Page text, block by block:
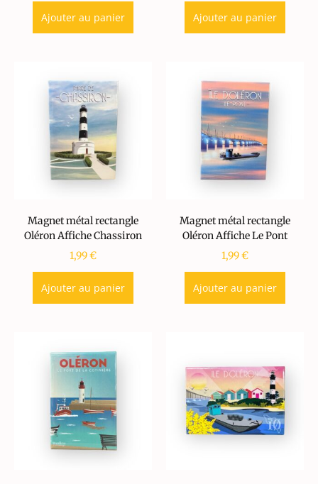
Ajouter au panier Ajouter au panier
Magnet métal rectangle
Oléron Affiche Chassiron
1,99€
Ajouter au panier
Magnet métal rectangle
Oléron Affiche Le Pont
1,99€
Ajouter au panier